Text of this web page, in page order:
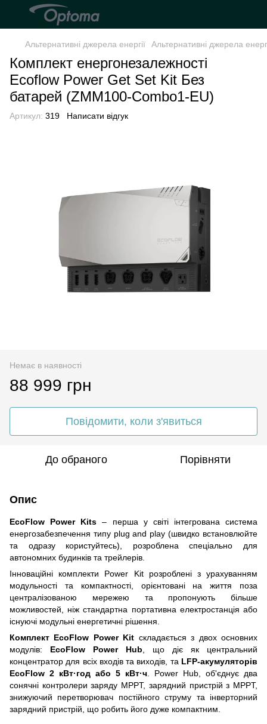
Альтернативні джерела енергії Альтернативні джерела
Комплект енергонезалежності
Ecoflow Power Get Set Kit Без
батарей (ZMM100-Combo1-EU)
Артикул: 319 Написати відгук
Немає в наявності
88 999 грн
Повідомити, коли з'явиться
До обраного Порівняти
Опис
EcoFlow Power Kits – перша у світі інтегрована система
енергозабезпечення типу plug and play (швидко встановлюйте
та одразу користуйтесь), розроблена спеціально для
автономних будинків та трейлерів.
Інноваційні комплекти Power Kit розроблені з урахуванням
модульності та компактності, орієнтовані на життя поза
централізованою мережею та пропонують більше
можливостей, ніж стандартна портативна електростанція або
існуючі модульні енергетичні рішення.
Комплект EcoFlow Power Kit складається з двох основних
модулів: EcoFlow Power Hub , що діє як центральний
концентратор для всіх входів та виходів, та LFP-акумуляторів
EcoFlow 2 кВт·год або 5 кВт·ч . Power Hub, об'єднує два
сонячні контролери заряду MPPT, зарядний пристрій з MPPT,
знижуючий перетворювач постійного струму та інверторний
зарядний пристрій, що робить його дуже компактним.